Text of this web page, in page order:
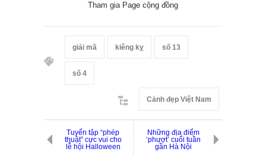
Tham gia Page cộng đồng
giải mã kiêng kỵ số 13
số 4
Cảnh đẹp Việt Nam
Tuyển tập “phép
thuật” cực vui cho
lễ hội Halloween
Những địa điểm
‘phượt’ cuối tuần
gần Hà Nội